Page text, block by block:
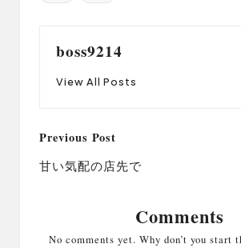
boss9214
View All Posts
Post
navigation
Previous Post
甘い気配の店先で
Comments
No comments yet. Why don’t you start